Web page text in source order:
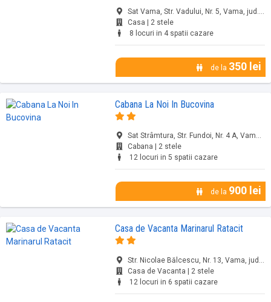
Sat Vama, Str. Vadului, Nr. 5, Vama, jud. Suceava
Casa | 2 stele
8 locuri in 4 spatii cazare
de la 350 lei
Cabana La Noi In Bucovina
Sat Strâmtura, Str. Fundoi, Nr. 4 A, Vama, jud. Suceava
Cabana | 2 stele
12 locuri in 5 spatii cazare
de la 900 lei
Casa de Vacanta Marinarul Ratacit
Str. Nicolae Bălcescu, Nr. 13, Vama, jud. Suceava
Casa de Vacanta | 2 stele
12 locuri in 6 spatii cazare